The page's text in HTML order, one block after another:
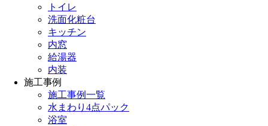
トイレ
洗面化粧台
キッチン
内窓
給湯器
内装
施工事例
施工事例一覧
水まわり4点パック
浴室